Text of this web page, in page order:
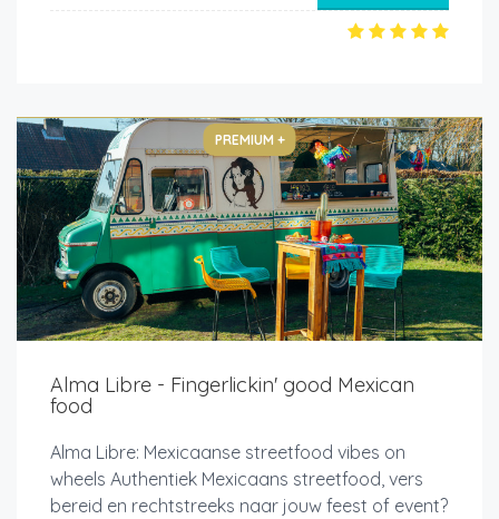
PREMIUM +
Alma Libre - Fingerlickin' good Mexican
food
Alma Libre: Mexicaanse streetfood vibes on
wheels Authentiek Mexicaans streetfood, vers
bereid en rechtstreeks naar jouw feest of event?